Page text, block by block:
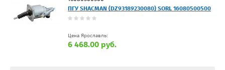
ПГУ SHACMAN (DZ93189230080) SORL 16080500500
Цена Ярославль:
6 468.00 руб.